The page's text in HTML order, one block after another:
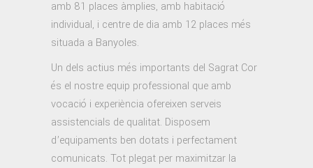
amb 81 places àmplies, amb habitació
individual, i centre de dia amb 12 places més
situada a Banyoles.
Un dels actius més importants del Sagrat Cor
és el nostre equip professional que amb
vocació i experiència ofereixen serveis
assistencials de qualitat. Disposem
d’equipaments ben dotats i perfectament
comunicats. Tot plegat per maximitzar la